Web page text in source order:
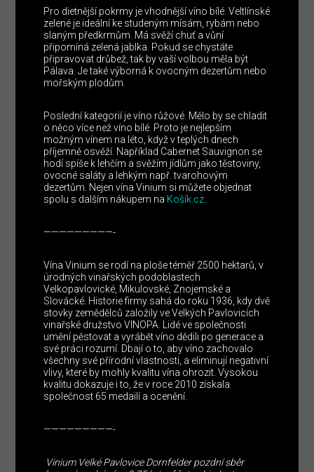
Pro dietnější pokrmy je vhodnější víno bílé. Veltlínské
zelené je ideální ke studeným mísám, rybám nebo
slaným předkrmům. Má svěží chuť a vůní
připomíná zelená jablka. Pokud se chystáte
připravovat drůbež, tak by vaší volbou měla být
Pálava. Je také výborná k ovocným dezertům nebo
mořským plodům.
Poslední kategorií je víno růžové. Mělo by se chladit
o něco více než víno bílé. Proto je nejlepším
možným vínem na léto, když v teplých dnech
příjemně osvěží. Například Cabernet Sauvignon se
hodí spíše k lehčím a svěžím jídlům jako těstoviny,
ovocné saláty a lehkým např. tvarohovým
dezertům. Nejen vína Vinium si můžete objednat
spolu s dalším nákupem na Košík.cz
—————————-
Vína Vinium se rodí na ploše téměř 2500 hektarů, v
úrodných vinařských podoblastech
Velkopavlovické, Mikulovské, Znojemské a
Slovácké. Historie firmy sahá do roku 1936, kdy dvě
stovky zemědělců založily ve Velkých Pavlovicích
vinařské družstvo VINOPA. Lidé ve společnosti
umění pěstovat a vyrábět víno dědili po generace a
své práci rozumí. Dbají o to, aby víno zachovalo
všechny své přírodní vlastnosti, a eliminují negativní
vlivy, které by mohly kvalitu vína ohrozit. Vysokou
kvalitu dokazuje i to, že v roce 2010 získala
společnost 65 medailí a ocenění.
—————————-
Vinium Velké Pavlovice Dornfelder pozdní sběr